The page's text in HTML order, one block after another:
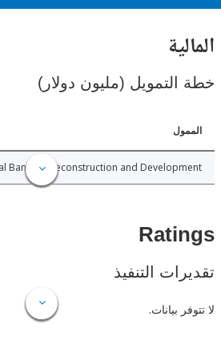
(مليون دولار)
Bank for Reconstruction and
التنفيذ
بيانات.